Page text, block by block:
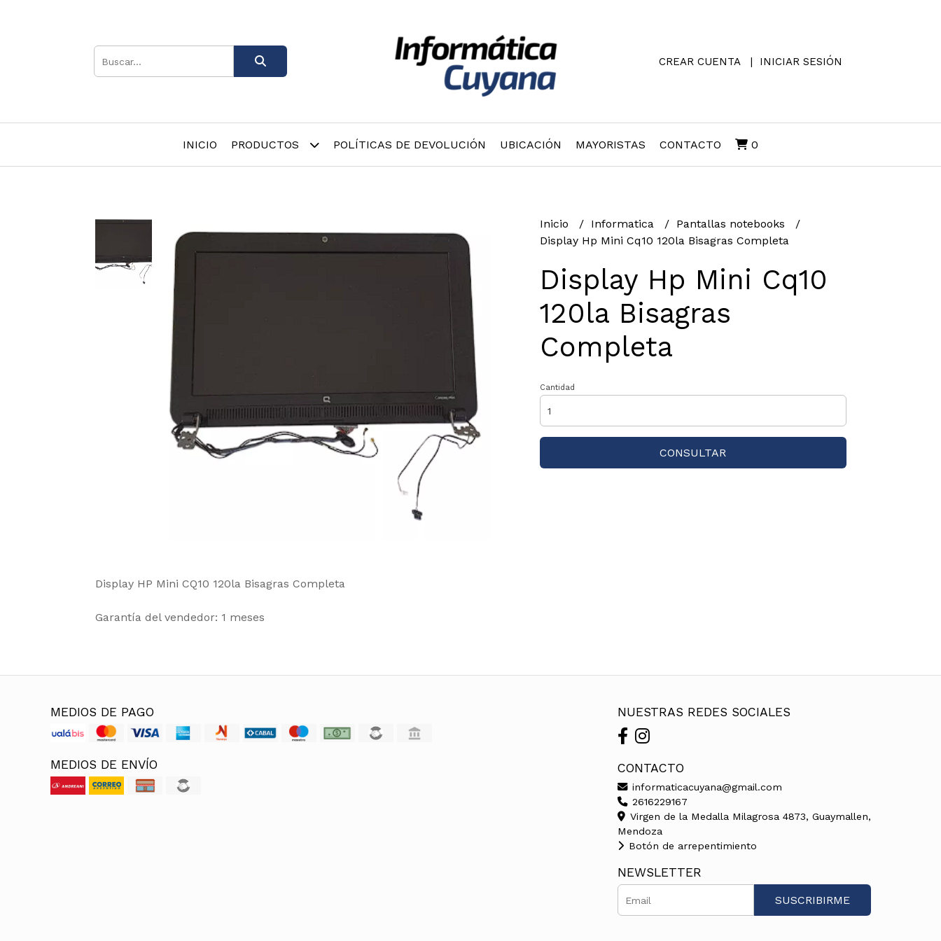
CREAR CUENTA INICIAR SESIÓN
INICIO PRODUCTOS POLÍTICAS DE DEVOLUCIÓN UBICACIÓN MAYORISTAS CONTACTO 0
Display HP Mini CQ10 120la Bisagras Completa
Garantía del vendedor: 1 meses
Inicio Informatica
Pantallas notebooks
Display Hp Mini Cq10 120la Bisagras Completa
Display Hp Mini Cq10
120la Bisagras
Completa
Cantidad
CONSULTAR
MEDIOS DE PAGO
MEDIOS DE ENVÍO
NUESTRAS REDES SOCIALES
CONTACTO
informaticacuyana@gmail.com
2616229167
Virgen de la Medalla Milagrosa 4873, Guaymallen,
Mendoza
Botón de arrepentimiento
NEWSLETTER
SUSCRIBIRME